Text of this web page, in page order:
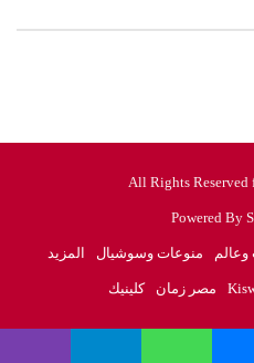
All Rights Reserved
Powered By
منوعات وسوشيال المزيد
مصر زمان كلينيك